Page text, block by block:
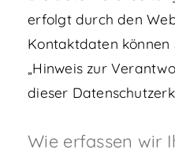
erfolgt durch den
Kontaktdaten können
„Hinweis zur
dieser
Wie erfassen wir